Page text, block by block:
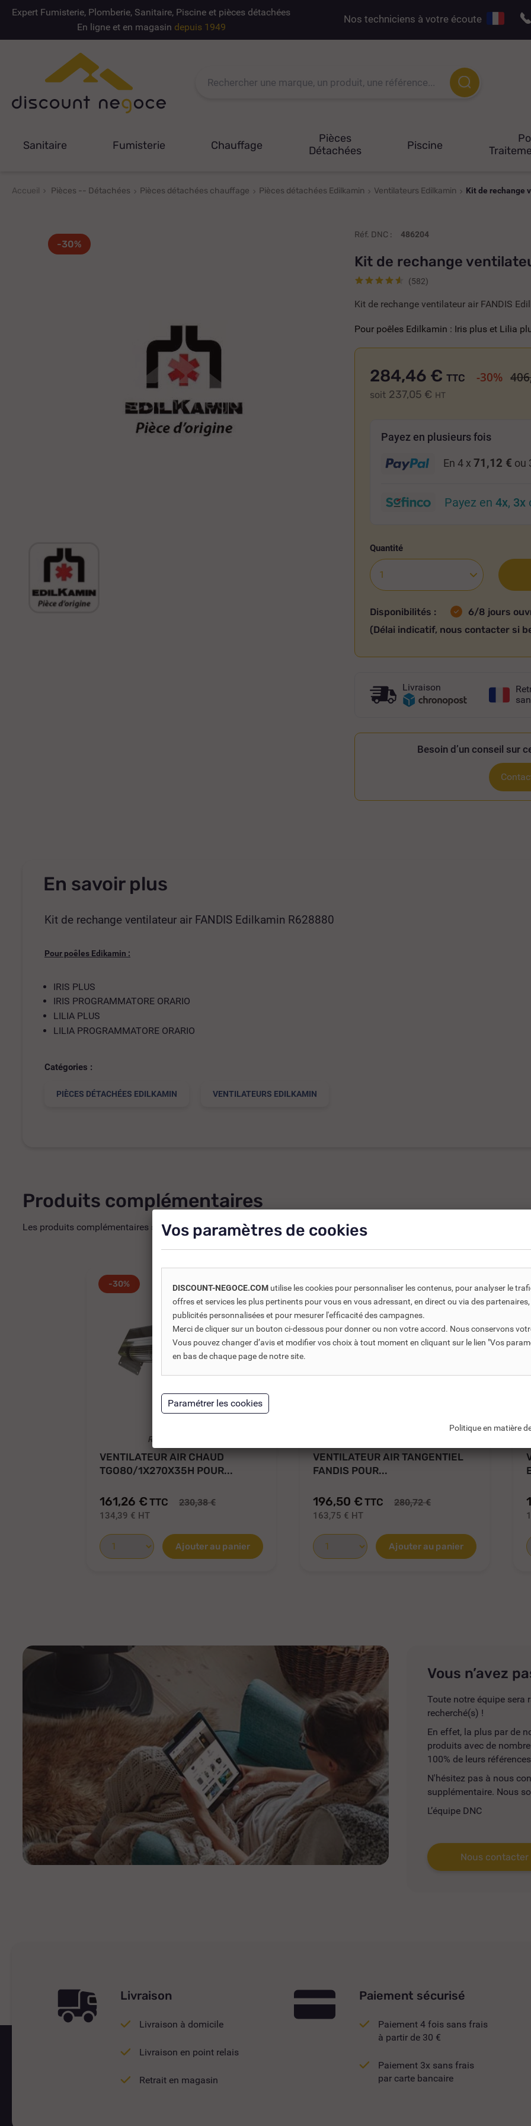
Expert Fumisterie, Plomberie, Sanitaire, Piscine et pièces détachées
En ligne et en magasin depuis 1949
Nos techniciens à votre écoute
Sanitaire Fumisterie Chauffage
Pièces
Détachées
Piscine
Accueil Pièces -- Détachées Pièces détachées chauffage Pièces détachées Edilkamin Ventilateurs Edilkamin Kit de rechange
-30%
Réf. DNC : 486204
Kit de rechange
(582)
Kit de rechange ventilateur air FANDIS
Pour poêles Edilkamin : Iris plus et Lilia
284,46 €
soit 237,05 € HT
TTC -30%
Payez en plusieurs fois
En 4 x71,12 € ou
Payez en4x, 3x
Quantité
Disponibilités :
6/8 jours
(Délai indicatif, nous contacter si
Livraison
Besoin d’un conseil sur
En savoir plus
Kit de rechange ventilateur air FANDIS Edilkamin R628880
Pour poêles Edikamin :
IRIS PLUS
IRIS PROGRAMMATORE ORARIO
LILIA PLUS
LILIA PROGRAMMATORE ORARIO
Catégories :
PIÈCES DÉTACHÉES EDILKAMIN VENTILATEURS EDILKAMIN
Produits complémentaires
Les produits complémentaires sont généralement des produits connexes ou associés. Ils vous permettent soit
-30%
REF DNC :
VENTILATEUR AIR CHAUD
TGO80/1X270X35H POUR...
161,26 € TTC 230,38 €
134,39 € HT
Ajouter au panier
-30%
VENTILATEUR AIR TANGENTIEL
FANDIS POUR...
196,50 € TTC 280,72 €
163,75 € HT
Ajouter au panier
Vous n’avez
Toute notre équipe sera
recherché(s) !
En effet, la plus par de
produits avec de
100% de leurs
N'hésitez pas à nous
supplémentaire. Nous
L’équipe DNC
Nous contacter
Livraison
Livraison à domicile
Livraison en point relais
Retrait en magasin
Paiement sécurisé
Paiement 4 fois sans frais
à partir de 30 €
Paiement 3x sans frais
par carte bancaire
Vos paramètres de cookies
DISCOUNT-NEGOCE.COM utilise les cookies pour personnaliser les contenus, pour analyser le
offres et services les plus pertinents pour vous en vous adressant, en direct ou via des
publicités personnalisées et pour mesurer l'efficacité des campagnes.
Merci de cliquer sur un bouton ci-dessous pour donner ou non votre accord. Nous conservons
Vous pouvez changer d’avis et modifier vos choix à tout moment en cliquant sur le lien "Vos
en bas de chaque page de notre site.
Politique en matière